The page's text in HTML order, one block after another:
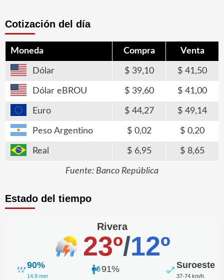
Cotización del día
Moneda Compra Venta
Dólar 39,10 41,50
Dólar eBROU 39,60 41,00
Euro 44,27 49,14
Peso Argentino 0,02 0,20
Real 6,95 8,65
Fuente: Banco República
Estado del tiempo
Rivera
23º/12º
90%
14.9 mm
91% Suroeste
37-74 km/h